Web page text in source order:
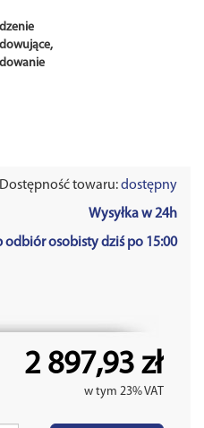
Dostępność towaru:dostępny
Wysyłka w 24h
odbiór osobisty dziś po 15:00
2 897,93 zł
w tym 23% VAT